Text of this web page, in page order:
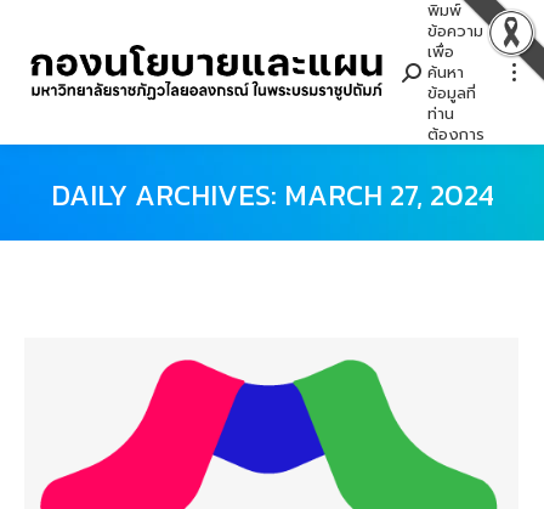
Search:
พิมพ์
ข้อความ
เพื่อ
ค้นหา
ข้อมูลที่
ท่าน
ต้องการ
DAILY ARCHIVES: MARCH 27, 2024